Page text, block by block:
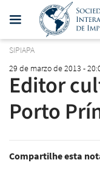
SIPIAPA
29 de marzo de 2013 -
Editor
Porto
Compartilhe esta